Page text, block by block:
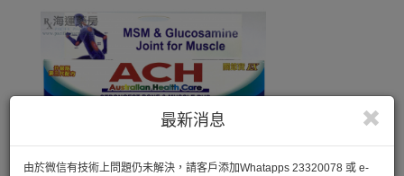
最新消息
由於微信有技術上問題仍未解決，請客戶添加Whatapps 23320078 或 e-